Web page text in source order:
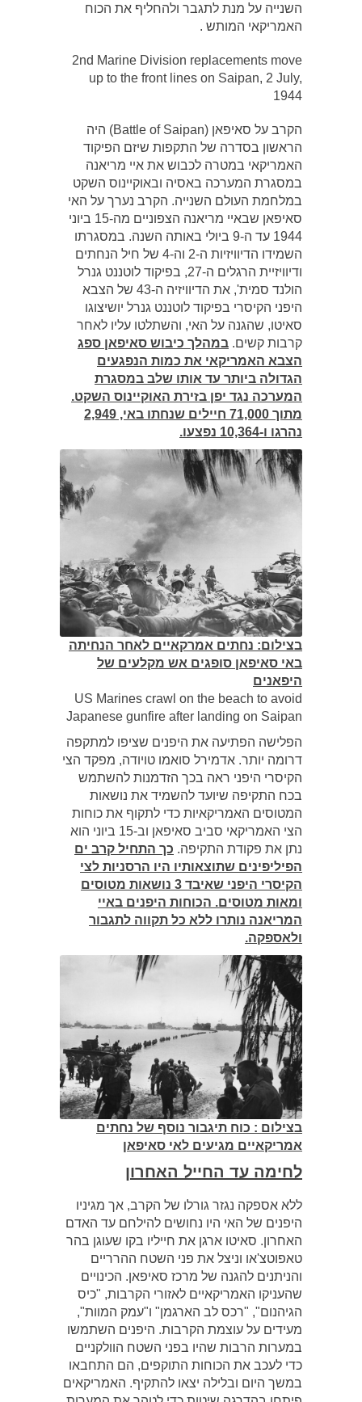
השנייה על מנת לתגבר ולהחליף את הכוח
האמריקאי המותש .
2nd Marine Division replacements move
up to the front lines on Saipan, 2 July,
1944
הקרב על סאיפאן (Battle of Saipan) היה
הראשון בסדרה של התקפות שיזם הפיקוד
האמריקאי במטרה לכבוש את איי מריאנה
במסגרת המערכה באסיה ובאוקיינוס השקט
במלחמת העולם השנייה. הקרב נערך על האי
סאיפאן שבאיי מריאנה הצפוניים מה-15 ביוני
1944 עד ה-9 ביולי באותה השנה. במסגרתו
השמידו הדיוויזיות ה-2 וה-4 של חיל הנחתים
ודיוויזיית הרגלים ה-27, בפיקוד לוטננט גנרל
הולנד סמית', את הדיוויזיה ה-43 של הצבא
היפני הקיסרי בפיקוד לוטננט גנרל יושיצוגו
סאיטו, שהגנה על האי, והשתלטו עליו לאחר
קרבות קשים. במהלך כיבוש סאיפאן ספג
הצבא האמריקאי את כמות הנפגעים
הגדולה ביותר עד אותו שלב במסגרת
המערכה נגד יפן בזירת האוקיינוס השקט.
מתוך 71,000 חיילים שנחתו באי, 2,949
נהרגו ו-10,364 נפצעו.
בצילום: נחתים אמרקאיים לאחר הנחיתה
באי סאיפאן סופגים אש מקלעים של
היפאנים
US Marines crawl on the beach to avoid
Japanese gunfire after landing on Saipan
הפלישה הפתיעה את היפנים שציפו למתקפה
דרומה יותר. אדמירל סואמו טויודה, מפקד הצי
הקיסרי היפני ראה בכך הזדמנות להשתמש
בכח התקיפה שיועד להשמיד את נושאות
המטוסים האמריקאיות כדי לתקוף את כוחות
הצי האמריקאי סביב סאיפאן וב-15 ביוני הוא
נתן את פקודת התקיפה. כך התחיל קרב ים
הפיליפינים שתוצאותיו היו הרסניות לצי
הקיסרי היפני שאיבד 3 נושאות מטוסים
ומאות מטוסים. הכוחות היפנים באיי
המריאנה נותרו ללא כל תקווה לתגבור
ולאספקה.
בצילום : כוח תיגבור נוסף של נחתים
אמריקאיים מגיעים לאי סאיפאן
לחימה עד החייל האחרון
ללא אספקה נגזר גורלו של הקרב, אך מגיניו
היפנים של האי היו נחושים להילחם עד האדם
האחרון. סאיטו ארגן את חייליו בקו שעוגן בהר
טאפוטצ'או וניצל את פני השטח ההרריים
והניתנים להגנה של מרכז סאיפאן. הכינויים
שהעניקו האמריקאיים לאזורי הקרבות, "כיס
הגיהנום", "רכס לב הארגמן" ו"עמק המוות",
מעידים על עוצמת הקרבות. היפנים השתמשו
במערות הרבות שהיו בפני השטח הוולקניים
כדי לעכב את הכוחות התוקפים, הם התחבאו
במשך היום ובלילה יצאו להתקיף. האמריקאים